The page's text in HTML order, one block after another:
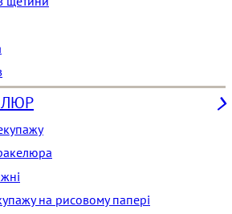
на рисовому папері